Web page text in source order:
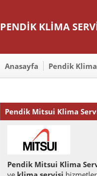
PENDİK KLİMA
Anasayfa Pendik
Pendik Mitsui Klima
Pendik Mitsui Klima